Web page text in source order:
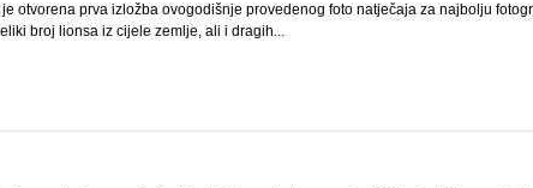
otvorena prva izložba ovogodišnje provedenog foto natječaja za najbolju
broj lionsa iz cijele zemlje, ali i dragih...